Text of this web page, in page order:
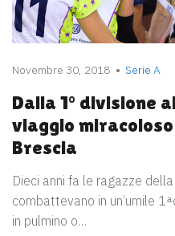
Novembre 30, 2018 Serie A
Dalla 1° divisione
viaggio
Brescia
Dieci anni fa le ragazze
combattevano in un’umile 1
in pulmino o…